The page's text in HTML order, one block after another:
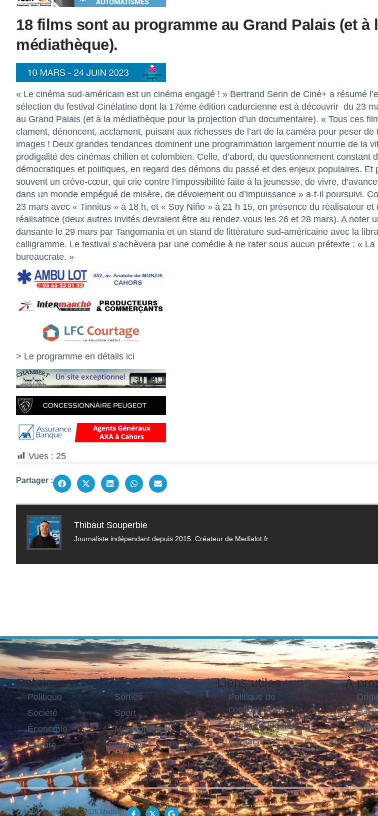
18 films sont au programme au Grand Palais (et à
médiathèque).
« Le cinéma sud-américain est un cinéma engagé ! » Bertrand Serin de Ciné+ a résumé
sélection du festival Cinélatino dont la 17ème édition cadurcienne est à découvrir du 23
au Grand Palais (et à la médiathèque pour la projection d’un documentaire). « Tous ces
clament, dénoncent, acclament, puisant aux richesses de l’art de la caméra pour peser de
images ! Deux grandes tendances dominent une programmation largement nourrie de la
prodigalité des cinémas chilien et colombien. Celle, d’abord, du questionnement constant
démocratiques et politiques, en regard des démons du passé et des enjeux populaires. Et
souvent un crève-cœur, qui crie contre l’impossibilité faite à la jeunesse, de vivre,
dans un monde empégué de misère, de dévoiement ou d’impuissance » a-t-il poursuivi.
23 mars avec « Tinnitus » à 18 h, et « Soy Niño » à 21 h 15, en présence du réalisateur et
réalisatrice (deux autres invités devraient être au rendez-vous les 26 et 28 mars). A noter
dansante le 29 mars par Tangomania et un stand de littérature sud-américaine avec la
calligramme. Le festival s’achèvera par une comédie à ne rater sous aucun prétexte : « La
bureaucrate. »
> Le programme en détails ici
Vues : 25
Partager :
Thibaut Souperbie
Journaliste indépendant depuis 2015. Créateur de Medialot.fr
Rubriques
Politique
Société
Économie
Culture
Sorties
Sport
Magazine
Légales
Liens utiles
Politique de
confidentialité
Mentions légales
Contact
À
Tous droits réservés © 2026 Medialot.